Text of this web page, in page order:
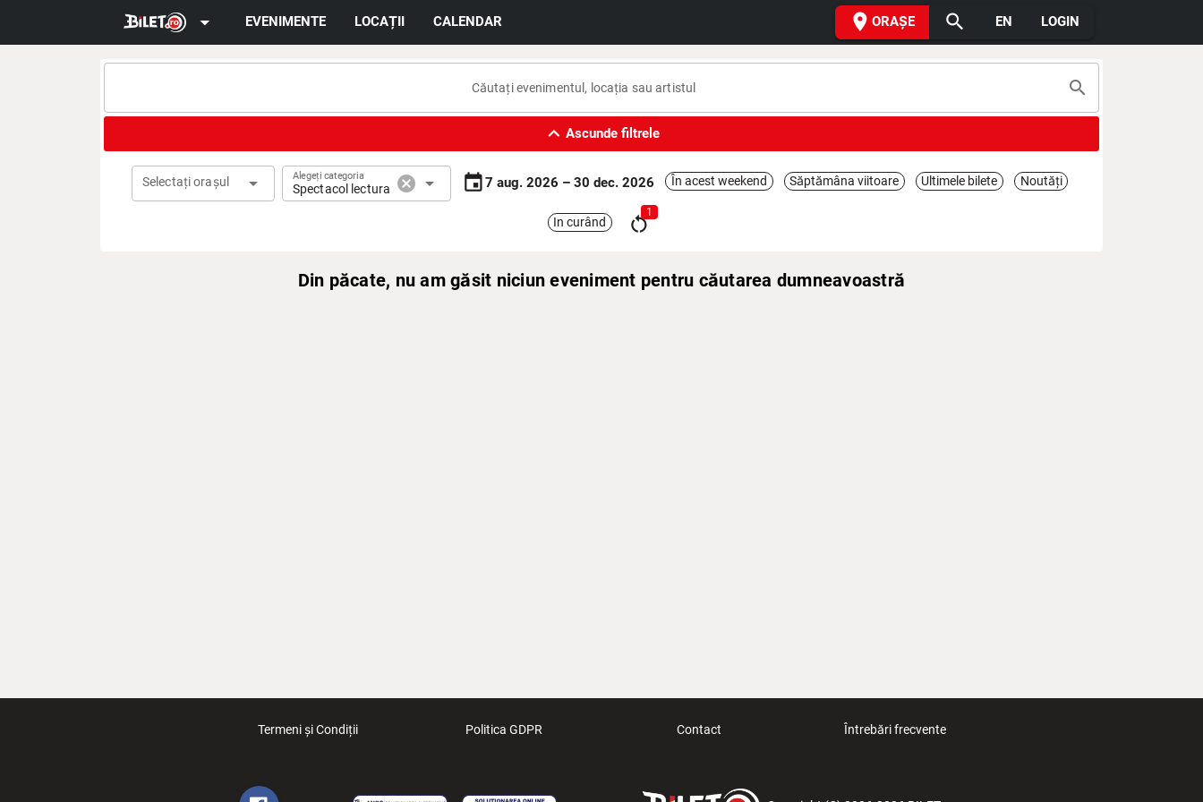
arrow_drop_down EVENIMENTE LOCAȚII CALENDAR placeORAȘE search EN LOGIN
search
expand_lessAscunde filtrele
Selectați orașul arrow_drop_down Alegeți categoria
Spectacol lectura cancel arrow_drop_down event7 aug. 2026 – 30 dec. 2026 În acest weekend Săptămâna viitoare Ultimele bilete Noutăți
In curând restart_alt
1
Din păcate, nu am găsit niciun eveniment pentru căutarea dumneavoastră
Termeni și Condiții Politica GDPR Contact Întrebări frecvente